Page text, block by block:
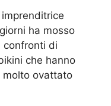
ha mosso
confronti di
che hanno
molto ovattato